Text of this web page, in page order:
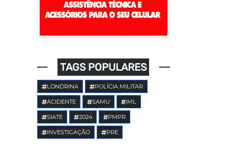
TAGS POPULARES
LONDRINA POLÍCIA MILITAR
ACIDENTE SAMU IML
SIATE 2024 PMPR
INVESTIGAÇÃO PRE